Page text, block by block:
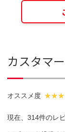
カスタマ
オススメ度
現在、314件のレ